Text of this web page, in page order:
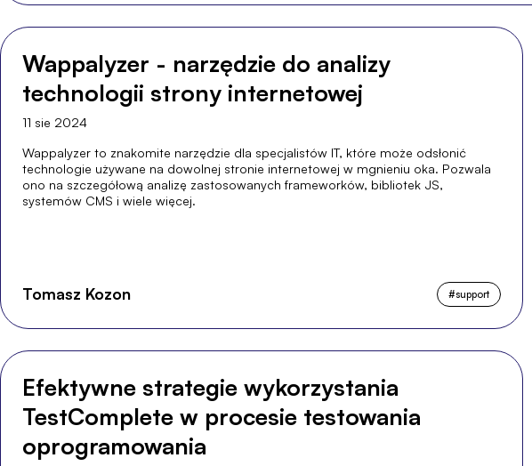
Wappalyzer - narzędzie do analizy
technologii strony internetowej
11 sie 2024
Wappalyzer to znakomite narzędzie dla specjalistów IT, które może odsłonić
technologie używane na dowolnej stronie internetowej w mgnieniu oka. Pozwala
ono na szczegółową analizę zastosowanych frameworków, bibliotek JS,
systemów CMS i wiele więcej.
Tomasz Kozon #support
Efektywne strategie wykorzystania
TestComplete w procesie testowania
oprogramowania